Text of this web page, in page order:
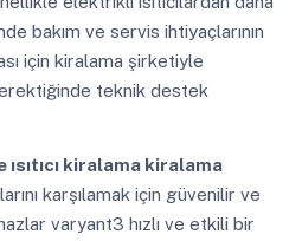
bakım ve servis ihtiyaçlarının
için kiralama şirketiyle
teknik destek
kiralama kiralama
karşılamak için güvenilir ve
varyant3 hızlı ve etkili bir